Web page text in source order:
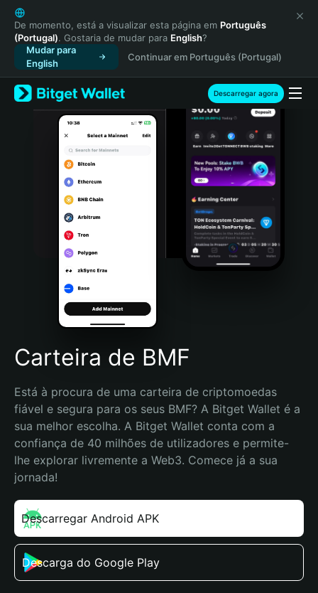
English
日本語
Tiếng Việt
Русский
Español (Latinoamérica)
Türkçe
Italiano
Português (Portugal)
Bahasa Indonesia
Português (Brasil)
Español (Argentina)
De momento, está a visualizar esta página em Português
(Portugal). Gostaria de mudar para English?
Mudar para
English
Continuar em Português (Portugal)
Descarregar agora
Carteira de BMF
Está à procura de uma carteira de criptomoedas
fiável e segura para os seus BMF? A Bitget Wallet é a
sua melhor escolha. A Bitget Wallet conta com a
confiança de 40 milhões de utilizadores e permite-
lhe explorar livremente a Web3. Comece já a sua
jornada!
Descarregar Android APK
Descarga do Google Play